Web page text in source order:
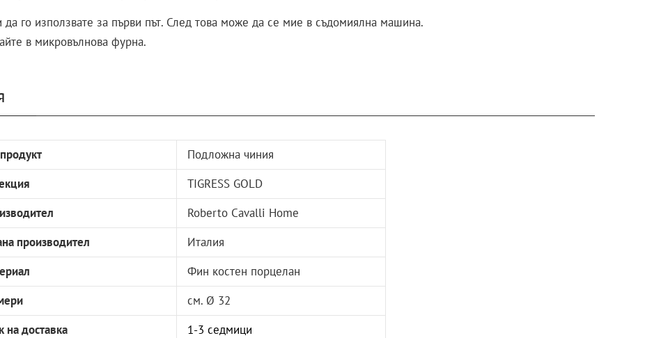
го използвате за първи път. След това може да се мие в съдомиялна машина.
в микровълнова фурна.
Подложна чиния
TIGRESS GOLD
Roberto Cavalli Home
производител
Италия
Фин костен порцелан
см. Ø 32
на доставка
1-3 седмици